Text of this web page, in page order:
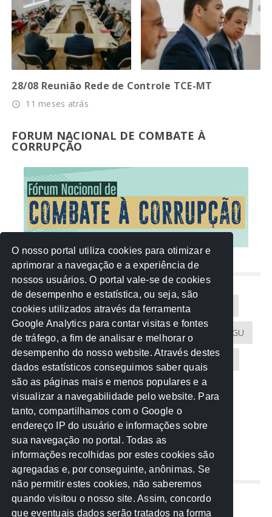
28/08 Reunião Rede de Controle TCE-MT
access_time 11 meses atrás
FORUM NACIONAL DE COMBATE À
CORRUPÇÃO
NUVEM DE TAGS
Acontece na Rede AGU AMM
Atricon Audicom CAU-MT CGU
CREA-MT Eventos MPC-MT MPE-MT
MPF Notícias PF PGE-MT PGR
Receita Federal Sem categoria
TCE-MT TCU TRE
REDE NOS ESTADOS
Mato Grosso do Sul
O nosso portal utiliza cookies para otimizar e
aprimorar a navegação e a experiência de
nossos usuários. O portal vale-se de cookies
de desempenho e estatística, ou seja, são
cookies utilizados através da ferramenta
Google Analytics para contar visitas e fontes
de tráfego, a fim de analisar e melhorar o
desempenho do nosso website. Através destes
dados estatísticos conseguimos saber quais
são as páginas mais e menos populares e a
visualizar a navegabilidade pelo website. Para
tanto, compartilhamos com o Google o
endereço IP do usuário e informações sobre
sua navegação no portal. Todas as
informações recolhidas por estes cookies são
agregadas e, por conseguinte, anônimas. Se
não permitir estes cookies, não saberemos
quando visitou o nosso site. Assim, concordo
que eventuais dados serão tratados na forma